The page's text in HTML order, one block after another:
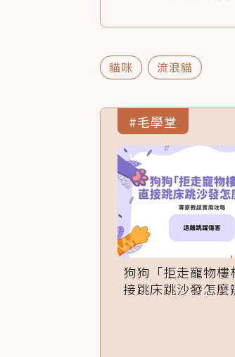
貓咪 流浪貓
#毛學堂
狗狗「拒走寵物樓
接跳床跳沙發怎麼